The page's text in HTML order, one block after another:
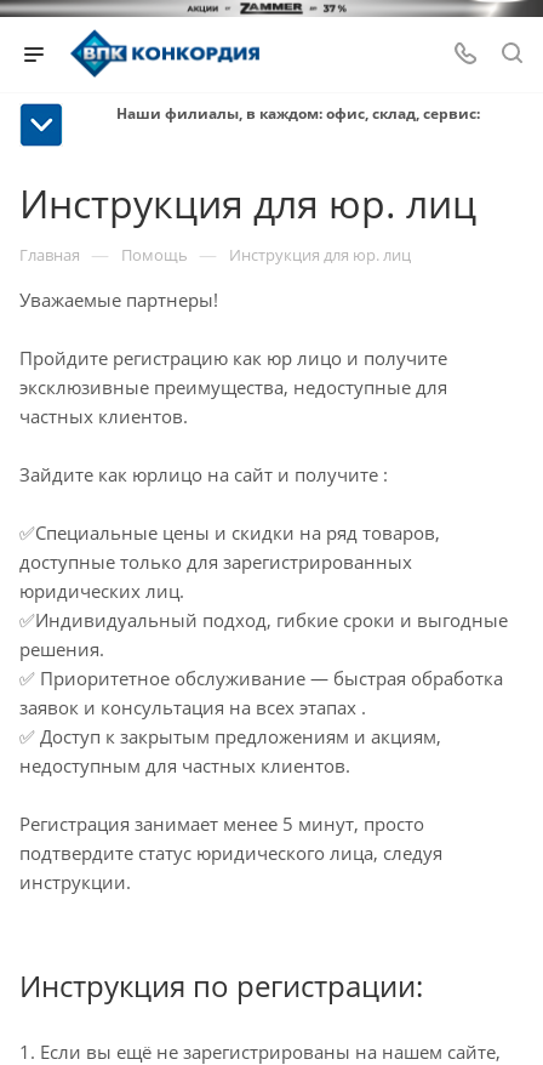
Наши филиалы, в каждом: офис, склад, сервис:
Инструкция для юр. лиц
Главная — Помощь — Инструкция для юр. лиц
Уважаемые партнеры!
Пройдите регистрацию как юр лицо и получите
эксклюзивные преимущества, недоступные для
частных клиентов.
Зайдите как юрлицо на сайт и получите :
✅Специальные цены и скидки на ряд товаров,
доступные только для зарегистрированных
юридических лиц.
✅Индивидуальный подход, гибкие сроки и выгодные
решения.
✅ Приоритетное обслуживание — быстрая обработка
заявок и консультация на всех этапах .
✅ Доступ к закрытым предложениям и акциям,
недоступным для частных клиентов.
Регистрация занимает менее 5 минут, просто
подтвердите статус юридического лица, следуя
инструкции.
Инструкция по регистрации:
1. Если вы ещё не зарегистрированы на нашем сайте,